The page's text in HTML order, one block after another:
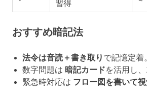
習得
おすすめ暗記法
法令は音読＋書き取り で記憶定着
数字問題は 暗記カードを活用し、
緊急時対応は フロー図を書いて